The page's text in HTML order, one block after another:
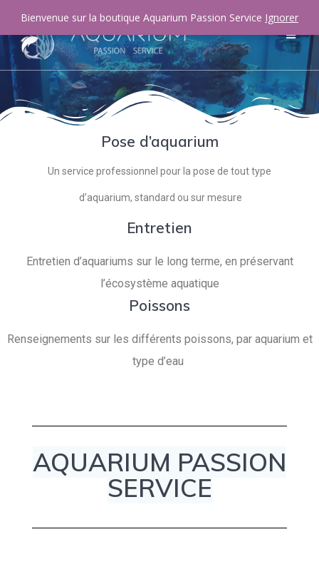
Pose d’aquarium
Un service professionnel pour la pose de tout type
d’aquarium, standard ou sur mesure
Entretien
Entretien d’aquariums sur le long terme, en préservant
l’écosystème aquatique
Poissons
Renseignements sur les différents poissons, par aquarium et
type d’eau
AQUARIUM PASSION
SERVICE
Bienvenue sur la boutique Aquarium Passion Service Ignorer